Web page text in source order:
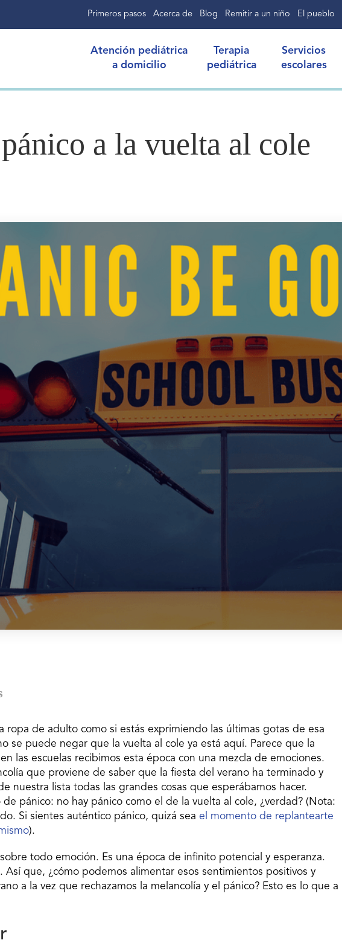
Primeros pasos Acerca de Blog Remitir a un niño El pueblo
Atención pediátrica
a domicilio
Terapia
pediátrica
Servicios
escolares
a la vuelta al cole
ropa de adulto como si estás exprimiendo las últimas gotas de esa
se puede negar que la vuelta al cole ya está aquí. Parece que la
las escuelas recibimos esta época con una mezcla de emociones.
que proviene de saber que la fiesta del verano ha terminado y
nuestra lista todas las grandes cosas que esperábamos hacer.
de pánico: no hay pánico como el de la vuelta al cole, ¿verdad? (Nota:
Si sientes auténtico pánico, quizá sea el momento de replantearte
).
todo emoción. Es una época de infinito potencial y esperanza.
Así que, ¿cómo podemos alimentar esos sentimientos positivos y
a la vez que rechazamos la melancolía y el pánico? Esto es lo que a